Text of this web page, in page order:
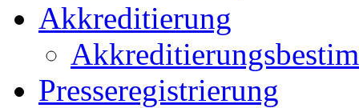
Akkreditierung
Presseregistrierung